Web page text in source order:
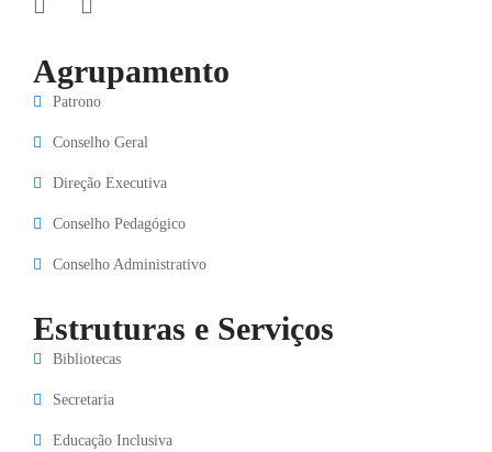
Agrupamento
Patrono
Conselho Geral
Direção Executiva
Conselho Pedagógico
Conselho Administrativo
Estruturas e Serviços
Bibliotecas
Secretaria
Educação Inclusiva